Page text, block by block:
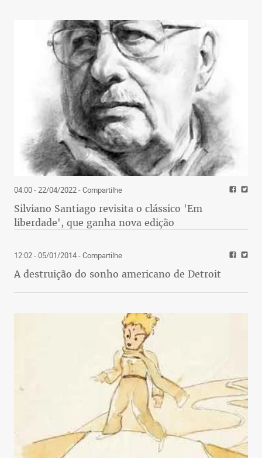
04:00 - 22/04/2022- Compartilhe
Silviano Santiago revisita o clássico 'Em
liberdade', que ganha nova edição
12:02 - 05/01/2014- Compartilhe
A destruição do sonho americano de Detroit